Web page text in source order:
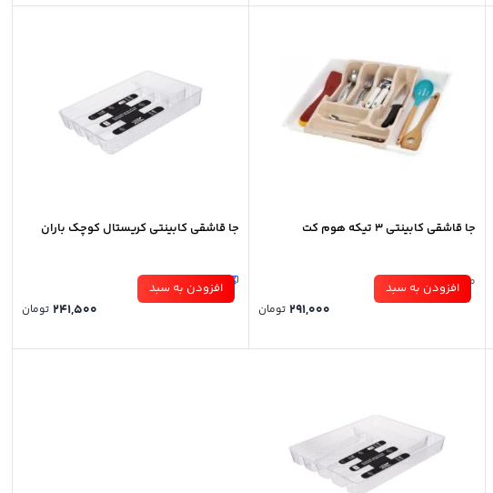
جا قاشقی کابینتی 3 تیکه هوم کت
موجود در انبار
تومان
افزودن به سبد
جا قاشقی کابینتی کریستال کوچک باران
9 عدد در انبار
تومان
افزودن به سبد